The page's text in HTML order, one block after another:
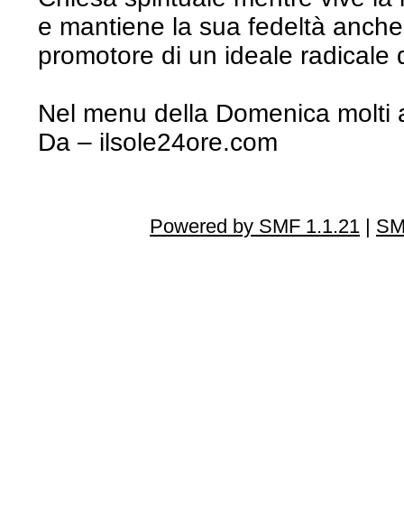
e mantiene la sua fedeltà
promotore di un ideale radicale
Nel menu della Domenica molti
Da – ilsole24ore.com
Powered by SMF 1.1.21 |